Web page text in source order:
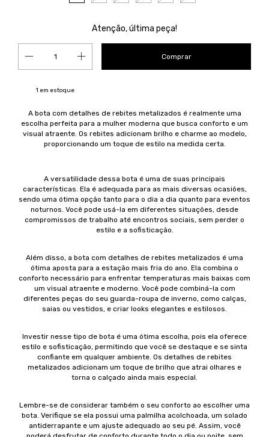
Atenção, última peça!
1 em estoque
A bota com detalhes de rebites metalizados é realmente uma
escolha perfeita para a mulher moderna que busca conforto e um
visual atraente. Os rebites adicionam brilho e charme ao modelo,
proporcionando um toque de estilo na medida certa.
A versatilidade dessa bota é uma de suas principais
características. Ela é adequada para as mais diversas ocasiões,
sendo uma ótima opção tanto para o dia a dia quanto para eventos
noturnos. Você pode usá-la em diferentes situações, desde
compromissos de trabalho até encontros sociais, sem perder o
estilo e a sofisticação.
Além disso, a bota com detalhes de rebites metalizados é uma
ótima aposta para a estação mais fria do ano. Ela combina o
conforto necessário para enfrentar temperaturas mais baixas com
um visual atraente e moderno. Você pode combiná-la com
diferentes peças do seu guarda-roupa de inverno, como calças,
saias ou vestidos, e criar looks elegantes e estilosos.
Investir nesse tipo de bota é uma ótima escolha, pois ela oferece
estilo e sofisticação, permitindo que você se destaque e se sinta
confiante em qualquer ambiente. Os detalhes de rebites
metalizados adicionam um toque de brilho que atrai olhares e
torna o calçado ainda mais especial.
Lembre-se de considerar também o seu conforto ao escolher uma
bota. Verifique se ela possui uma palmilha acolchoada, um solado
antiderrapante e um ajuste adequado ao seu pé. Assim, você